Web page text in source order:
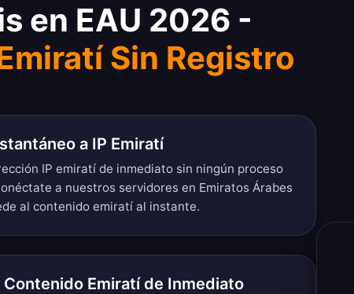
en EAU 2026 -
Sin Registro
a IP Emiratí
IP emiratí de inmediato sin ningún proceso
a nuestros servidores en Emiratos Árabes
al contenido emiratí al instante.
Emiratí de Inmediato